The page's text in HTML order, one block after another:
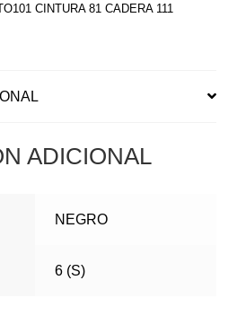
CINTURA 81 CADERA 111
ADICIONAL
NEGRO
6 (S)